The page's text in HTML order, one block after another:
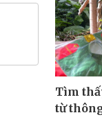
Tìm
từ